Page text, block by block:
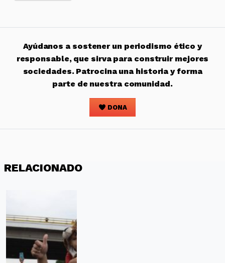
Ayúdanos a sostener un periodismo ético y
responsable, que sirva para construir mejores
sociedades. Patrocina una historia y forma
parte de nuestra comunidad.
DONA
RELACIONADO